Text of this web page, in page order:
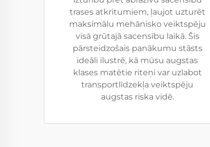
trases atkritumiem, ļaujot uzturēt
maksimālu mehānisko veiktspēju
visā grūtajā sacensību laikā. Šis
pārsteidzošais panākumu stāsts
ideāli ilustrē, kā mūsu augstas
klases matētie riteņi var uzlabot
transportlīdzekļa veiktspēju
augstas riska vidē.